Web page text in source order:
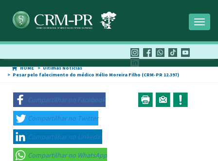
HOME
Últimas Notícias
Pesar pelo falecimento do médico Hélio Moreira Filho (CRM-PR 12.397)
Compartilhar no Facebook
Compartilhar no Twitter
Compartilhar no Linkedin
Compartilhar no WhatsApp